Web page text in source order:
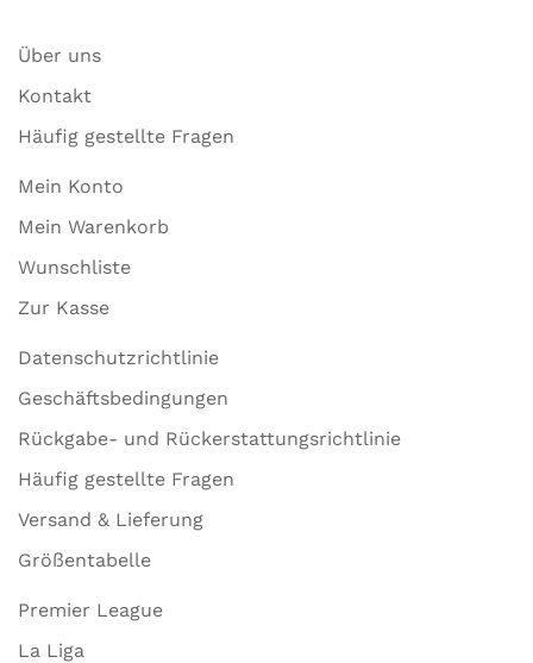
Über uns
Kontakt
Häufig gestellte Fragen
Mein Konto
Mein Warenkorb
Wunschliste
Zur Kasse
Datenschutzrichtlinie
Geschäftsbedingungen
Rückgabe- und Rückerstattungsrichtlinie
Häufig gestellte Fragen
Versand & Lieferung
Größentabelle
Premier League
La Liga